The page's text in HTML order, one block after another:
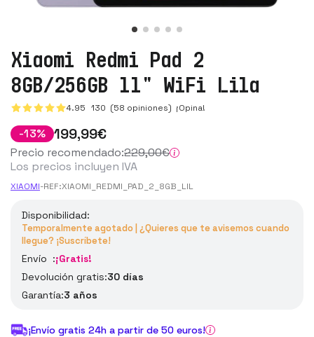
Xiaomi Redmi Pad 2
8GB/256GB 11" WiFi Lila
4.95 130 (58 opiniones) ¡Opina!
-13% 199,99€
Precio recomendado:229,00€
Los precios incluyen IVA
XIAOMI-REF:XIAOMI_REDMI_PAD_2_8GB_LIL
Disponibilidad:
Temporalmente agotado | ¿Quieres que te avisemos cuando
llegue? ¡Suscríbete!
Envío :¡Gratis!
Devolución gratis:30 días
Garantía:3 años
¡Envío gratis 24h a partir de 50 euros!